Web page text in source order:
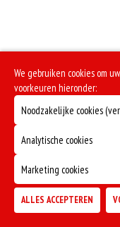
We gebruiken cookies om
voorkeuren hieronder:
Noodzakelijke cookies
Analytische cookies
Marketing cookies
ALLES ACCEPTEREN